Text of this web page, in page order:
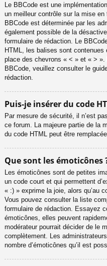
Le BBCode est une
un meilleur contrôle sur la mise en
BBCode est déterminée par les
également possible de la
formulaire de rédaction. Le
HTML, les balises sont
place des chevrons « < » et « > ».
BBCode, veuillez consulter le
rédaction.
Puis-je insérer du code
Par mesure de sécurité, il n’est
ce forum. La majeure partie de la
du code HTML peut être
Que sont les émoticônes
Les émoticônes sont de petites
un code court et qui permettent
« :) » exprime la joie, alors qu’au
Vous pouvez consulter la liste
formulaire de rédaction. Essayez
émoticônes, elles peuvent
modérateur pourrait décider de le
complètement. Les
nombre d’émoticônes qu’il est